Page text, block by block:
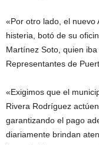
«Por otro lado, el nuevo
histeria, botó de su
Martínez Soto, quien
Representantes de
«Exigimos que el
Rivera Rodríguez
garantizando el pago
diariamente brindan